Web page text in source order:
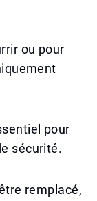
ou pour
pour
sécurité.
remplacé,